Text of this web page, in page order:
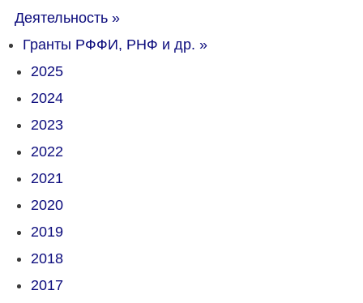
Деятельность »
Гранты РФФИ, РНФ и др. »
2025
2024
2023
2022
2021
2020
2019
2018
2017